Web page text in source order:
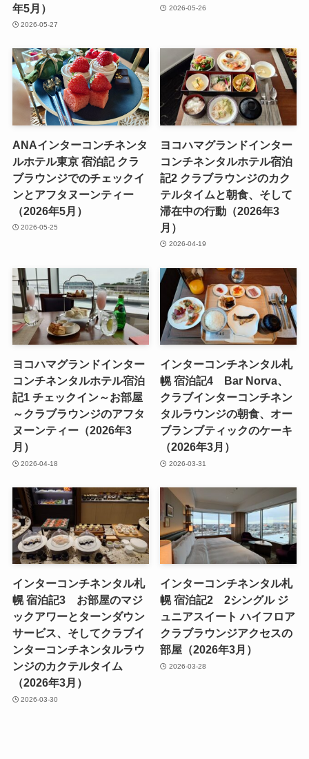
年5月）
2026-05-27
2026-05-26
ANAインターコンチネンタ
ルホテル東京 宿泊記 クラ
ブラウンジでのチェックイ
ンとアフタヌーンティー
（2026年5月）
2026-05-25
ヨコハマグランドインター
コンチネンタルホテル宿泊
記2 クラブラウンジのカク
テルタイムと朝食、そして
滞在中の行動（2026年3
月）
2026-04-19
ヨコハマグランドインター
コンチネンタルホテル宿泊
記1 チェックイン～お部屋
～クラブラウンジのアフタ
ヌーンティー（2026年3
月）
2026-04-18
インターコンチネンタル札
幌 宿泊記4 Bar Norva、
クラブインターコンチネン
タルラウンジの朝食、オー
ブランブティックのケーキ
（2026年3月）
2026-03-31
インターコンチネンタル札
幌 宿泊記3 お部屋のマジ
ックアワーとターンダウン
サービス、そしてクラブイ
ンターコンチネンタルラウ
ンジのカクテルタイム
（2026年3月）
2026-03-30
インターコンチネンタル札
幌 宿泊記2 2シングル ジ
ュニアスイート ハイフロア
クラブラウンジアクセスの
部屋（2026年3月）
2026-03-28